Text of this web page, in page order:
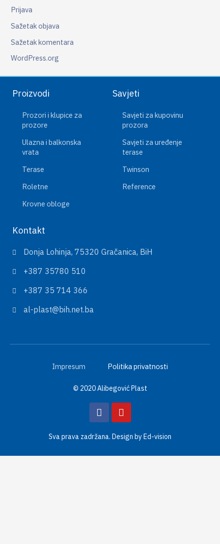
Prijava
Sažetak objava
Sažetak komentara
WordPress.org
Proizvodi
Prozori i klupice za
prozore
Ulazna i balkonska
vrata
Terase
Roletne
Krovne obloge
Savjeti
Savjeti za kupovinu
prozora
Savjeti za uređenje
terase
Twinson
Reference
Kontakt
Donja Lohinja, 75320 Gračanica, BiH
+387 35780 510
+387 35 714 366
al-plast@bih.net.ba
Impresum Politika privatnosti
© 2020 Alibegović Plast
Sva prava zadržana. Design byEd-vision